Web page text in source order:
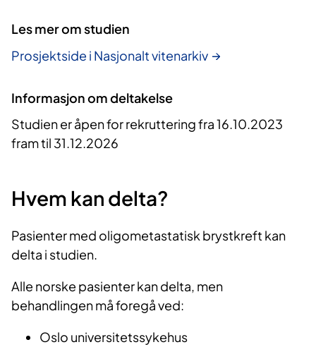
Les mer om studien
Prosjektside i Nasjonalt vitenarkiv
Informasjon om deltakelse
Studien er åpen for rekruttering fra 16.10.2023
fram til 31.12.2026
Hvem kan delta?
Pasienter med oligometastatisk brystkreft kan
delta i studien.
Alle norske pasienter kan delta, men
behandlingen må foregå ved:
Oslo universitetssykehus